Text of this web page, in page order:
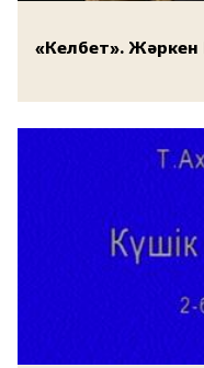
«Келбет».